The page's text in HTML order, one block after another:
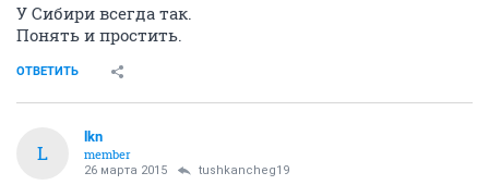
У Сибири всегда так.
Понять и простить.
ОТВЕТИТЬ
L
lkn
member
26 марта 2015 tushkancheg19